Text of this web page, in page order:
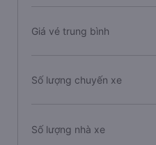
Giá vé trung bình
Số lượng chuyến xe
Số lượng nhà xe